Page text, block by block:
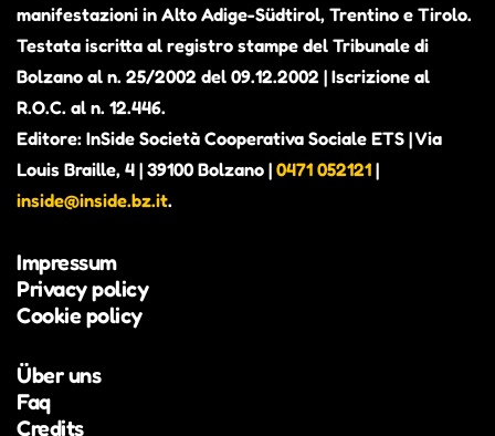
manifestazioni in Alto Adige-Südtirol, Trentino e Tirolo.
Testata iscritta al registro stampe del Tribunale di
Bolzano al n. 25/2002 del 09.12.2002 | Iscrizione al
R.O.C. al n. 12.446.
Editore: InSide Società Cooperativa Sociale ETS | Via
Louis Braille, 4 | 39100 Bolzano | 0471 052121 |
inside@inside.bz.it.
Impressum
Privacy policy
Cookie policy
Über uns
Faq
Credits